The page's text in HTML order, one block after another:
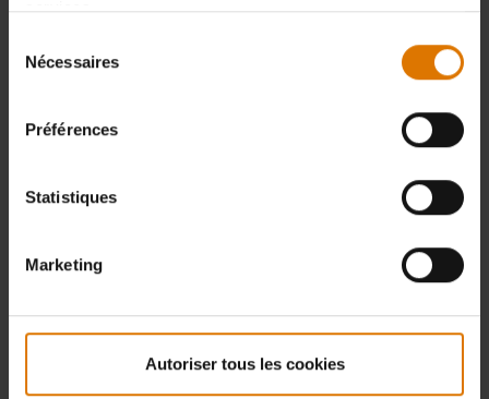
services.
Nécessaires
Préférences
Statistiques
Marketing
Autoriser tous les cookies